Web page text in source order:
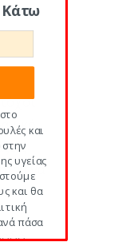
να
Κάτω
και
στην
υγείας
και θα
πάσα